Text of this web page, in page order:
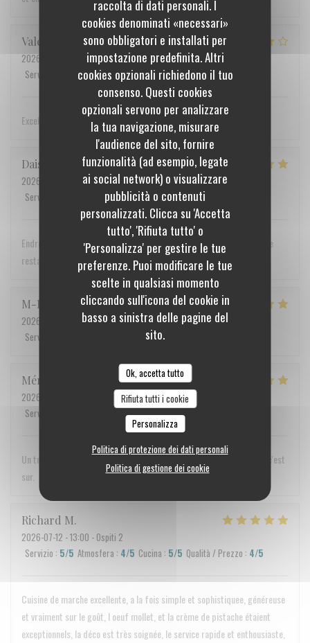
raccolta di dati personali. I
cookies denominati «necessari»
sono obbligatori e installati per
impostazione predefinita. Altri
cookies opzionali richiedono il tuo
consenso. Questi cookies
opzionali servono per analizzare
la tua navigazione, misurare
l'audience del sito, fornire
funzionalità (ad esempio, legate
ai social network) o visualizzare
pubblicità o contenuti
personalizzati. Clicca su 'Accetta
tutto', 'Rifiuta tutto' o
'Personalizza' per gestire le tue
preferenze. Puoi modificare le tue
scelte in qualsiasi momento
cliccando sull'icona del cookie in
basso a sinistra delle pagine del
sito.
Ok, accetta tutto
Rifiuta tutti i cookie
Personalizza
Politica di protezione dei dati personali
Politica di gestione dei cookie
Valerie
2026-07-26
- 13:00 - Ospiti 2
Servizio
Atmosfera : 5/5 Cucina: 5/5 Qualità / Prezzo
Excellent !
Daisy
2026-07-22
- 12:15 - Ospiti 2
Servizio
Atmosfera: 5 /5 Cucina :4/5 Qualità / Prezzo
Endroit très sympa !! Ainsi que l accueil Je recommande pleinement ce
restaurant
M-Emmanuelle L
2026-07-16
- 12:30 - Ospiti 2
Servizio
Cucina:
Mériem
2026-07-11
- 20:30 - Ospiti 2
Servizio
5/5 Cucina:5/5
Un très bon accueil et service. Tout était délicieux, nous reviendrons c'est
sur.
Richard M
2026-07-12 - 13:00 - Ospiti 2
Servizio : 5/5 Atmosfera : 4/5 Cucina : 5/5 Qualità / Prezzo : 4/5
Cuisine de marche excellente, a la fois simple et sophistiquee, généreuse
et vraiment sur le goût, l oeuf mollet, et la crème de pistache étaient
exceptionnels, la déco est très soignée, le service rapide et enthousiaste,